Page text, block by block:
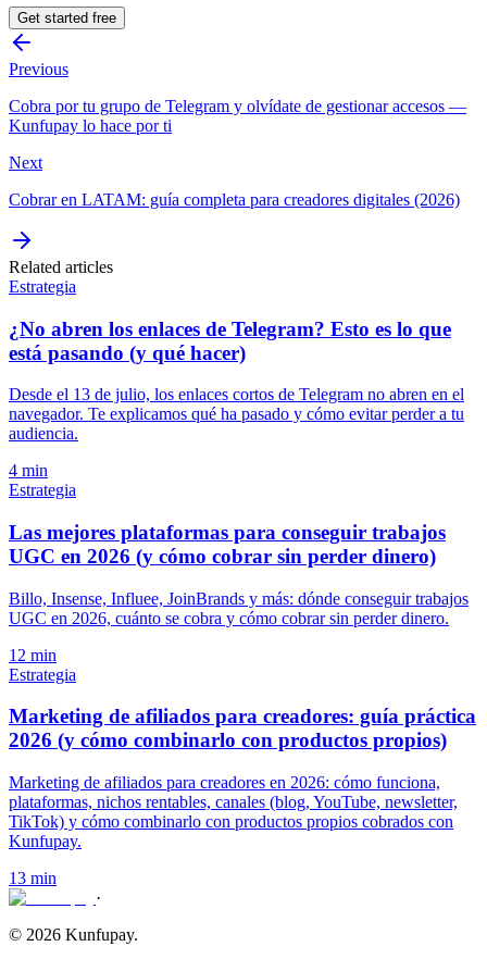
Get started free
Previous
Cobra por tu grupo de Telegram y olvídate de gestionar accesos —
Kunfupay lo hace por ti
Next
Cobrar en LATAM: guía completa para creadores digitales (2026)
Related articles
Estrategia
¿No abren los enlaces de Telegram? Esto es lo que
está pasando (y qué hacer)
Desde el 13 de julio, los enlaces cortos de Telegram no abren en el
navegador. Te explicamos qué ha pasado y cómo evitar perder a tu
audiencia.
4 min
Estrategia
Las mejores plataformas para conseguir trabajos
UGC en 2026 (y cómo cobrar sin perder dinero)
Billo, Insense, Influee, JoinBrands y más: dónde conseguir trabajos
UGC en 2026, cuánto se cobra y cómo cobrar sin perder dinero.
12 min
Estrategia
Marketing de afiliados para creadores: guía práctica
2026 (y cómo combinarlo con productos propios)
Marketing de afiliados para creadores en 2026: cómo funciona,
plataformas, nichos rentables, canales (blog, YouTube, newsletter,
TikTok) y cómo combinarlo con productos propios cobrados con
Kunfupay.
13 min
·
© 2026 Kunfupay.